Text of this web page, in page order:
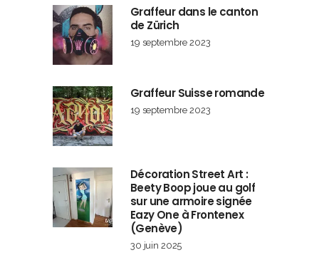
Graffeur dans le canton
de Zürich
19 septembre 2023
Graffeur Suisse romande
19 septembre 2023
Décoration Street Art :
Beety Boop joue au golf
sur une armoire signée
Eazy One à Frontenex
(Genève)
30 juin 2025